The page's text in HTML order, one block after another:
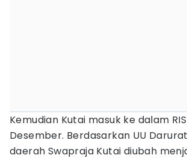
Kemudian Kutai masuk ke dalam
Desember. Berdasarkan UU Darurat
daerah Swapraja Kutai diubah